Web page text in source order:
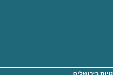
בירושלים